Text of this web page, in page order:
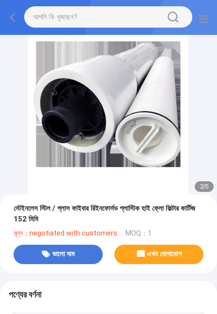
2/5
স্টেইনলেস স্টিল / গ্লাস ফাইবার রিইনফোর্সড প্লাস্টিক হাই ফ্লো ফিল্টার কার্টিজ
152 মিমি
মূল্য：negotiated with customers. MOQ：1
ভালো দাম এখন যোগাযোগ
পণ্যের বর্ণনা